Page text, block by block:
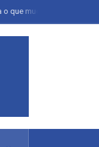
com a nova Lei do Frete